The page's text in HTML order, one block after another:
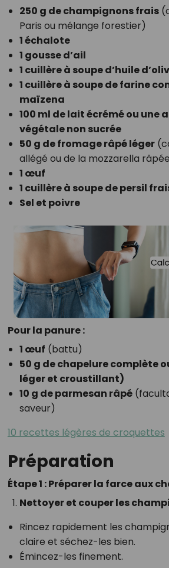
250 g de champignons frais
Paris ou mélange forestier)
1 échalote
1 gousse d’ail
1 cuillère à soupe d’huile
1 cuillère à soupe de farine
maïzena
100 ml de lait écrémé ou une
végétale non sucrée
50 g de fromage râpé léger
allégé ou de la mozzarella
1 œuf
1 cuillère à soupe de persil
Sel et poivre
Pour la panure :
1 œuf (battu)
50 g de chapelure complète
léger et croustillant)
10 g de parmesan râpé
saveur)
10 recettes légères de croquettes
Préparation
Étape 1 : Préparer la farce aux
Nettoyer et couper les
Rincez rapidement les
claire et séchez-les bien.
Émincez-les finement.